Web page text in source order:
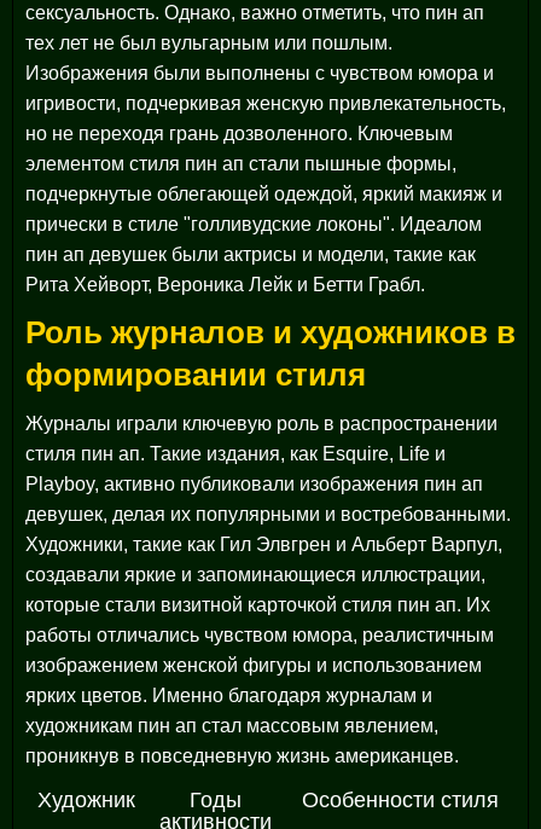
сексуальность. Однако, важно отметить, что пин ап
тех лет не был вульгарным или пошлым.
Изображения были выполнены с чувством юмора и
игривости, подчеркивая женскую привлекательность,
но не переходя грань дозволенного. Ключевым
элементом стиля пин ап стали пышные формы,
подчеркнутые облегающей одеждой, яркий макияж и
прически в стиле "голливудские локоны". Идеалом
пин ап девушек были актрисы и модели, такие как
Рита Хейворт, Вероника Лейк и Бетти Грабл.
Роль журналов и художников в
формировании стиля
Журналы играли ключевую роль в распространении
стиля пин ап. Такие издания, как Esquire, Life и
Playboy, активно публиковали изображения пин ап
девушек, делая их популярными и востребованными.
Художники, такие как Гил Элвгрен и Альберт Варпул,
создавали яркие и запоминающиеся иллюстрации,
которые стали визитной карточкой стиля пин ап. Их
работы отличались чувством юмора, реалистичным
изображением женской фигуры и использованием
ярких цветов. Именно благодаря журналам и
художникам пин ап стал массовым явлением,
проникнув в повседневную жизнь американцев.
Художник
Годы
активности
Особенности стиля